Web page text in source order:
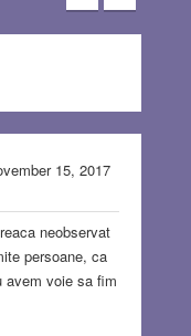
15, 2017
neobservat
persoane, ca
avem voie sa fim